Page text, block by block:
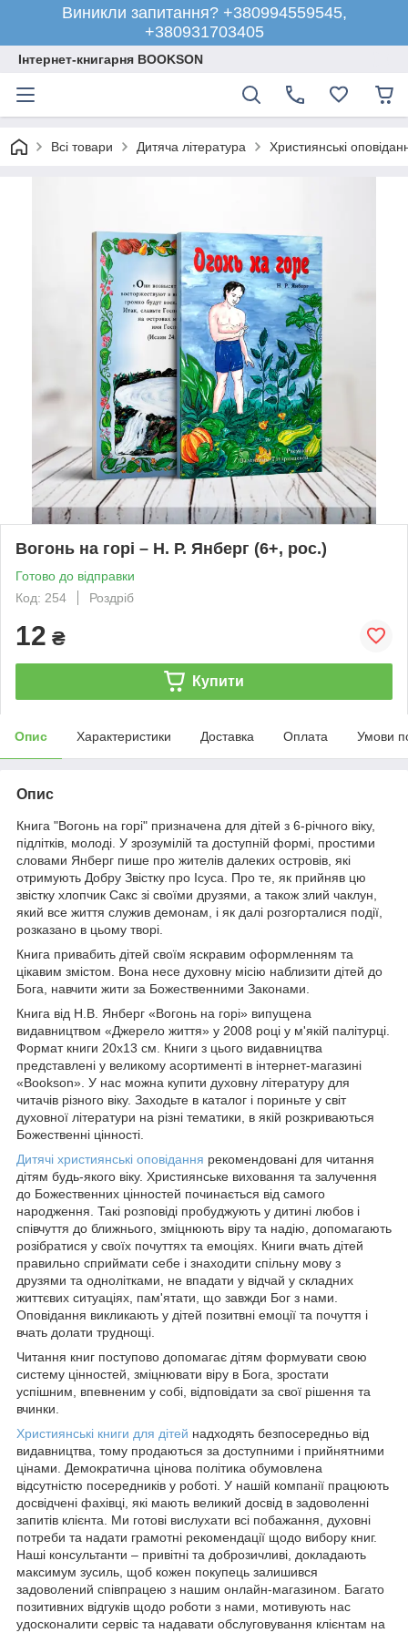
Виникли запитання? +380994559545,
+380931703405
Інтернет-книгарня BOOKSON
Всі товари Дитяча література Християнські
Вогонь на горі – Н. Р. Янберг (6+, рос.)
Готово до відправки
Код: 254
Роздріб
12 ₴
Купити
Опис Характеристики Доставка Оплата Умови
Опис
Книга "Вогонь на горі" призначена для дітей з 6-річного віку,
підлітків, молоді. У зрозумілій та доступній формі, простими
словами Янберг пише про жителів далеких островів, які
отримують Добру Звістку про Ісуса. Про те, як прийняв цю
звістку хлопчик Сакс зі своїми друзями, а також злий чаклун,
який все життя служив демонам, і як далі розгорталися події,
розказано в цьому творі.
Книга привабить дітей своїм яскравим оформленням та
цікавим змістом. Вона несе духовну місію наблизити дітей до
Бога, навчити жити за Божественними Законами.
Книга від Н.В. Янберг «Вогонь на горі» випущена
видавництвом «Джерело життя» у 2008 році у м'якій палітурці.
Формат книги 20х13 см. Книги з цього видавництва
представлені у великому асортименті в інтернет-магазині
«Bookson». У нас можна купити духовну літературу для
читачів різного віку. Заходьте в каталог і пориньте у світ
духовної літератури на різні тематики, в якій розкриваються
Божественні цінності.
Дитячі християнські оповідання рекомендовані для читання
дітям будь-якого віку. Християнське виховання та залучення
до Божественних цінностей починається від самого
народження. Такі розповіді пробуджують у дитині любов і
співчуття до ближнього, зміцнюють віру та надію, допомагають
розібратися у своїх почуттях та емоціях. Книги вчать дітей
правильно сприймати себе і знаходити спільну мову з
друзями та однолітками, не впадати у відчай у складних
життєвих ситуаціях, пам'ятати, що завжди Бог з нами.
Оповідання викликають у дітей позитвні емоції та почуття і
вчать долати труднощі.
Читання книг поступово допомагає дітям формувати свою
систему цінностей, зміцнювати віру в Бога, зростати
успішним, впевненим у собі, відповідати за свої рішення та
вчинки.
Християнські книги для дітей надходять безпосередньо від
видавництва, тому продаються за доступними і прийнятними
цінами. Демократична цінова політика обумовлена
відсутністю посередників у роботі. У нашій компанії працюють
досвідчені фахівці, які мають великий досвід в задоволенні
запитів клієнта. Ми готові вислухати всі побажання, духовні
потреби та надати грамотні рекомендації щодо вибору книг.
Наші консультанти – привітні та доброзичливі, докладають
максимум зусиль, щоб кожен покупець залишився
задоволений співпрацею з нашим онлайн-магазином. Багато
позитивних відгуків щодо роботи з нами, мотивують нас
удосконалити сервіс та надавати обслуговування клієнтам на